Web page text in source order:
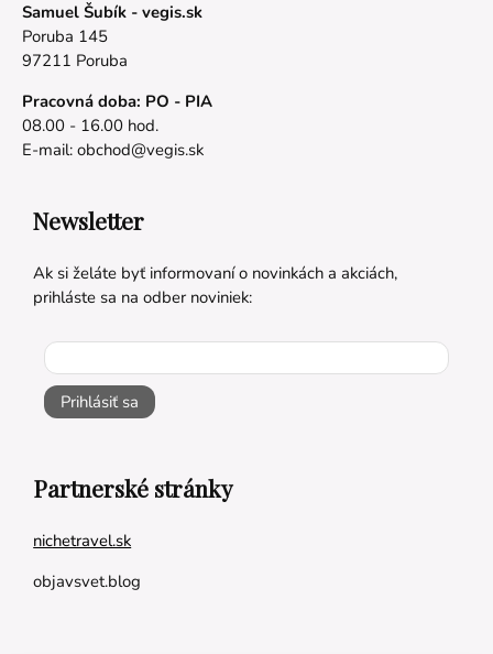
Samuel Šubík - vegis.sk
Poruba 145
97211 Poruba
Pracovná doba: PO - PIA
08.00 - 16.00 hod.
E-mail: obchod@vegis.sk
Newsletter
Ak si želáte byť informovaní o novinkách a akciách,
prihláste sa na odber noviniek:
Prihlásiť sa
Partnerské stránky
nichetravel.sk
objavsvet.blog